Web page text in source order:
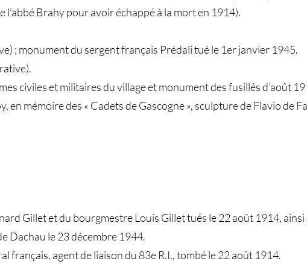
Brahy pour avoir échappé à la mort en 1914).
; monument du sergent français Prédali tué le 1er janvier 1945.
civiles et militaires du village et monument des fusillés d’août
en mémoire des « Cadets de Gascogne », sculpture de Flavio de
Gillet et du bourgmestre Louis Gillet tués le 22 août 1914, ainsi
Dachau le 23 décembre 1944.
français, agent de liaison du 83e R.I., tombé le 22 août 1914.